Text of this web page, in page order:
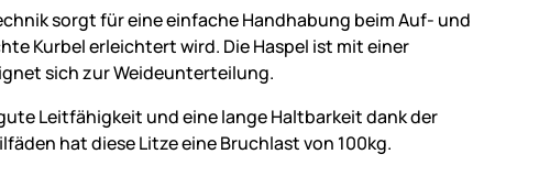
sorgt für eine einfache Handhabung beim Auf- und
Kurbel erleichtert wird. Die Haspel ist mit einer
sich zur Weideunterteilung.
Leitfähigkeit und eine lange Haltbarkeit dank der
hat diese Litze eine Bruchlast von 100kg.